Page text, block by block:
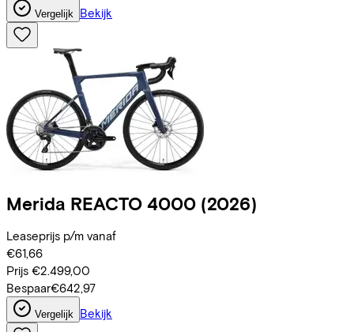
Vergelijk Bekijk
Merida REACTO 4000 (2026)
Leaseprijs p/m vanaf
€61,66
Prijs €2.499,00
Bespaar€642,97
Vergelijk Bekijk